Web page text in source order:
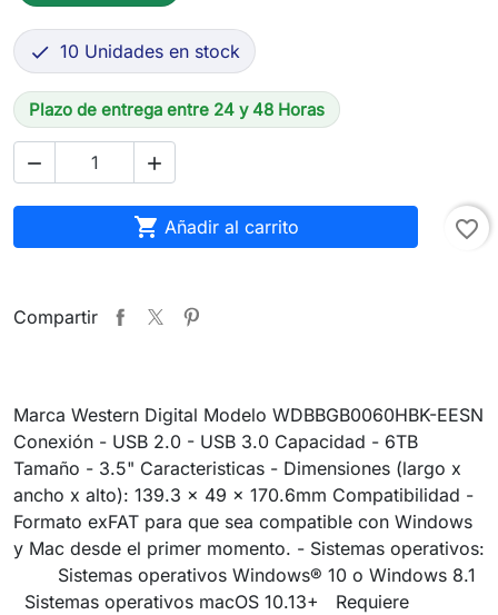
 10 Unidades en stock
Plazo de entrega entre 24 y 48 Horas
 
 Añadir al carrito favorite_border
Compartir
Marca Western Digital Modelo WDBBGB0060HBK-EESN
Conexión - USB 2.0 - USB 3.0 Capacidad - 6TB
Tamaño - 3.5" Caracteristicas - Dimensiones (largo x
ancho x alto): 139.3 x 49 x 170.6mm Compatibilidad -
Formato exFAT para que sea compatible con Windows
y Mac desde el primer momento. - Sistemas operativos:
Sistemas operativos Windows® 10 o Windows 8.1
Sistemas operativos macOS 10.13+ Requiere